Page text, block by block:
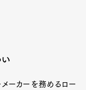
ーカーを務めるロー